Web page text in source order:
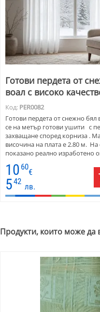
Готови пердета от
воал с високо
Код: PER0082
Готови пердета от снежно бял
се на метър готови ушити с
захващане според корниза .
височина на плата е 2.80 м. На
показано реално изработено
комбинация с интериор и
както и прозрачност. Цената
перде.
10 60
€
542
лв.
Продукти, които може да